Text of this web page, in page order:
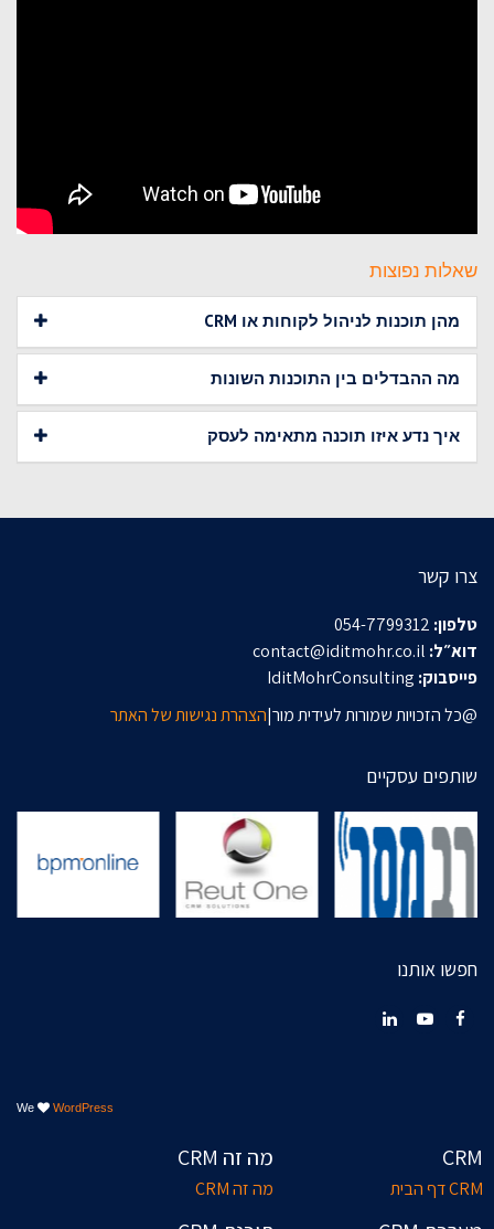
שאלות נפוצות
מהן תוכנות לניהול לקוחות או CRM
מה ההבדלים בין התוכנות השונות
איך נדע איזו תוכנה מתאימה לעסק
צרו קשר
טלפון:
דוא״ל:
פייסבוק:
@כל הזכויות שמורות לעידית מור|הצהרת נגישות של האתר
שותפים עסקיים
חפשו אותנו
We WordPress
CRM
CRM דף הבית
מה זה CRM
מה זה CRM